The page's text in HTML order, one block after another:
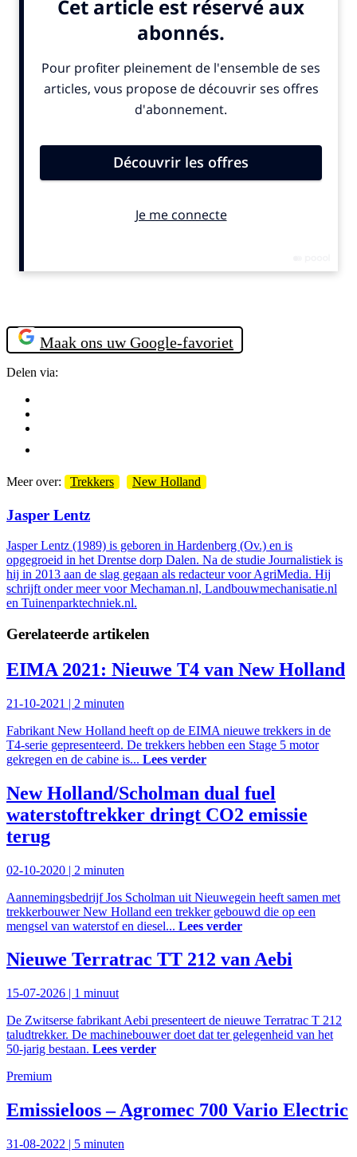
Maak ons uw Google-favoriet
Delen via:
Meer over: Trekkers New Holland
Jasper Lentz
Jasper Lentz (1989) is geboren in Hardenberg (Ov.) en is
opgegroeid in het Drentse dorp Dalen. Na de studie Journalistiek is
hij in 2013 aan de slag gegaan als redacteur voor AgriMedia. Hij
schrijft onder meer voor Mechaman.nl, Landbouwmechanisatie.nl
en Tuinenparktechniek.nl.
Gerelateerde artikelen
EIMA 2021: Nieuwe T4 van New Holland
21-10-2021 | 2 minuten
Fabrikant New Holland heeft op de EIMA nieuwe trekkers in de
T4-serie gepresenteerd. De trekkers hebben een Stage 5 motor
gekregen en de cabine is... Lees verder
New Holland/Scholman dual fuel
waterstoftrekker dringt CO2 emissie
terug
02-10-2020 | 2 minuten
Aannemingsbedrijf Jos Scholman uit Nieuwegein heeft samen met
trekkerbouwer New Holland een trekker gebouwd die op een
mengsel van waterstof en diesel... Lees verder
Nieuwe Terratrac TT 212 van Aebi
15-07-2026 | 1 minuut
De Zwitserse fabrikant Aebi presenteert de nieuwe Terratrac T 212
taludtrekker. De machinebouwer doet dat ter gelegenheid van het
50-jarig bestaan. Lees verder
Premium
Emissieloos – Agromec 700 Vario Electric
31-08-2022 | 5 minuten